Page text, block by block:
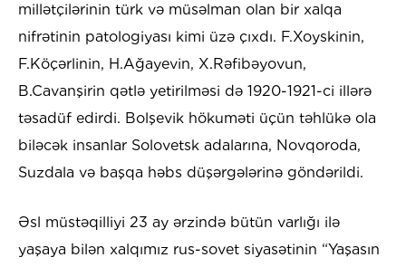
millətçilərinin türk və müsəlman olan bir xalqa
nifrətinin patologiyası kimi üzə çıxdı. F.Xoyskinin,
F.Köçərlinin, H.Ağayevin, X.Rəfibəyovun,
B.Cavanşirin qətlə yetirilməsi də 1920-1921-ci illərə
təsadüf edirdi. Bolşevik hökuməti üçün təhlükə ola
biləcək insanlar Solovetsk adalarına, Novqoroda,
Suzdala və başqa həbs düşərgələrinə göndərildi.
Əsl müstəqilliyi 23 ay ərzində bütün varlığı ilə
yaşaya bilən xalqımız rus-sovet siyasətinin “Yaşasın